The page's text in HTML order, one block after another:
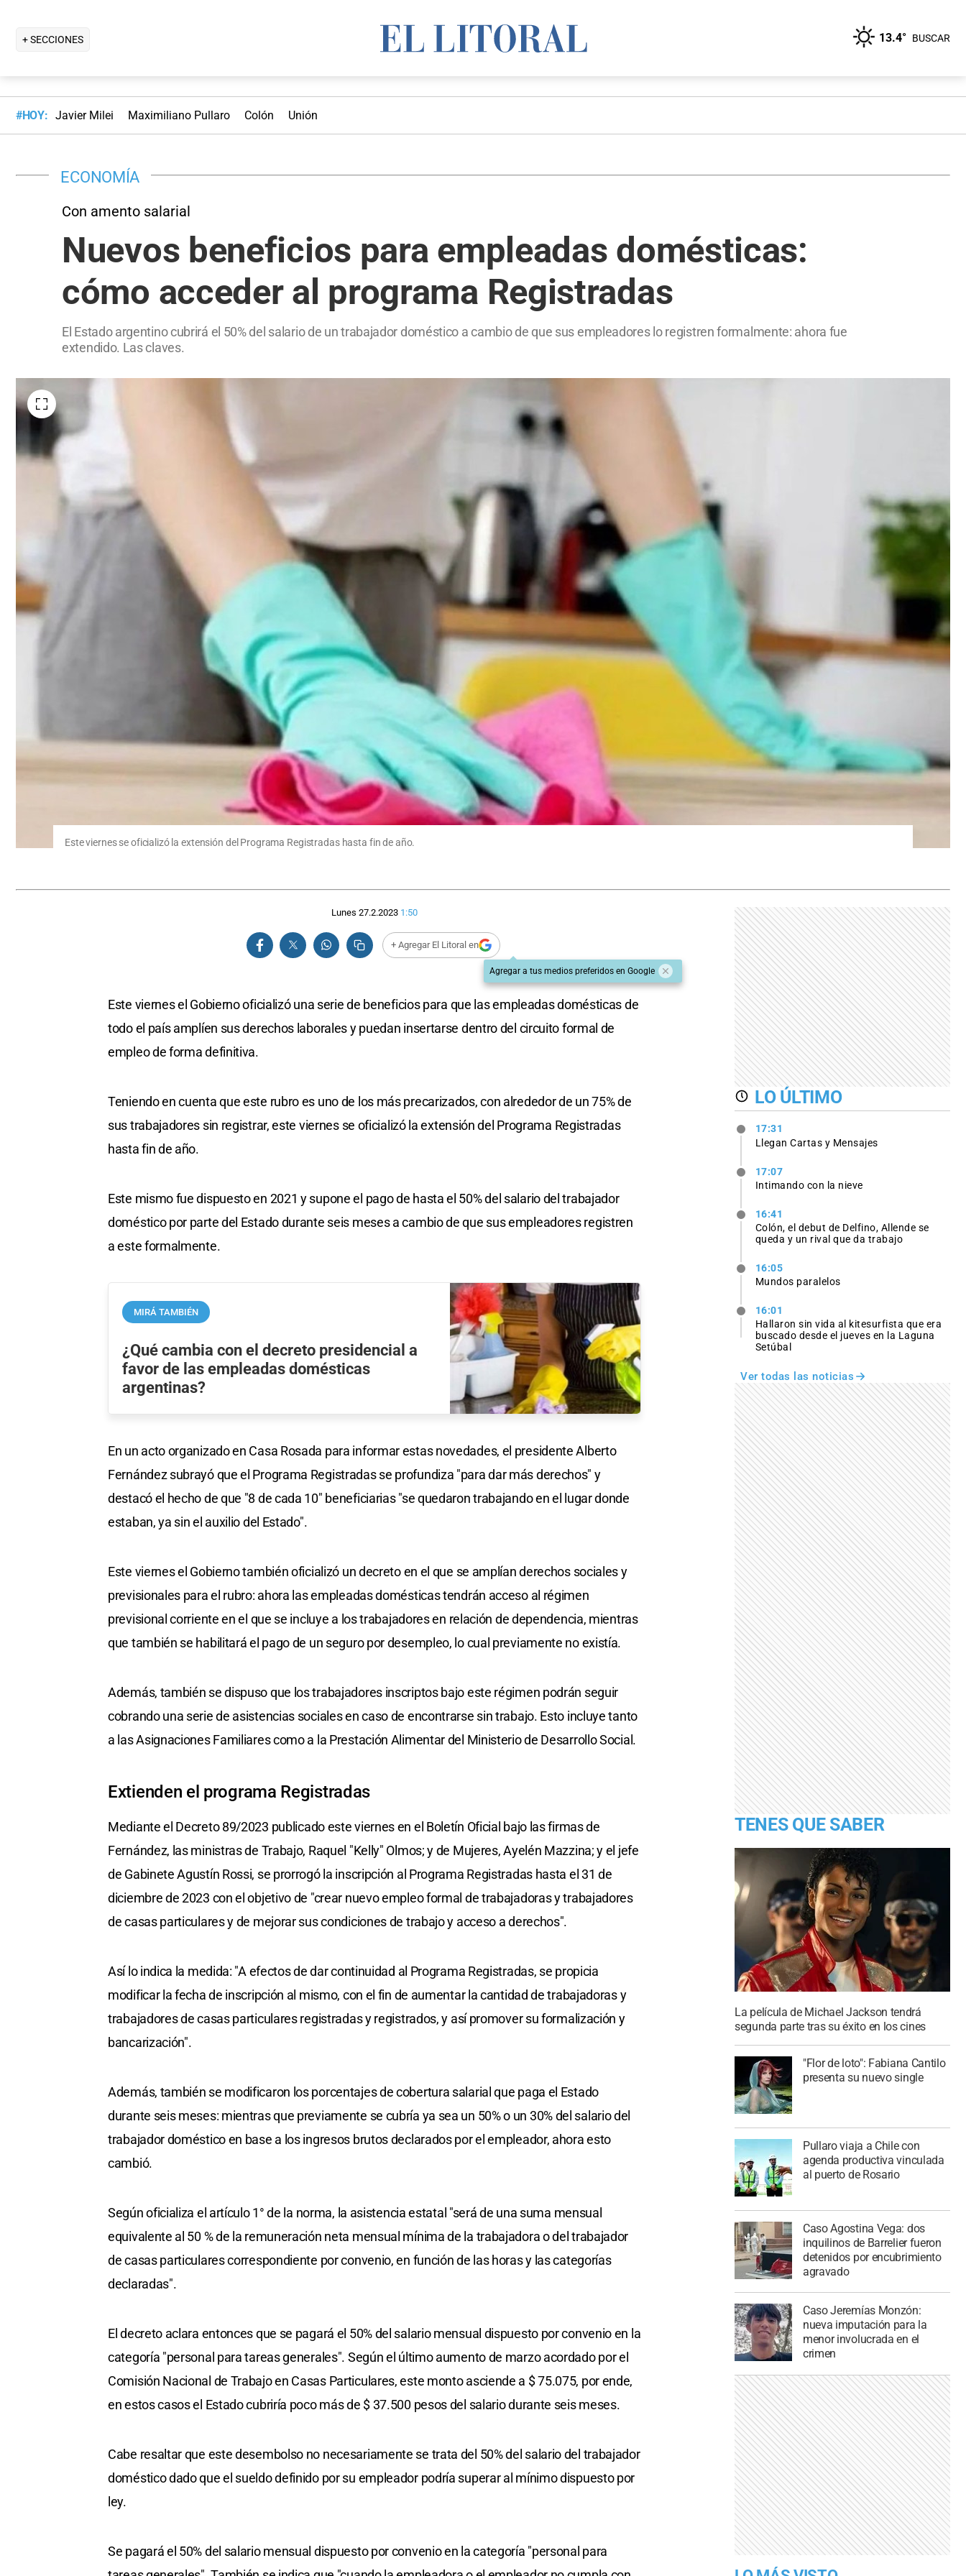
+ SECCIONES 13.4° BUSCAR
#HOY: Javier Milei Maximiliano Pullaro Colón Unión
ECONOMÍA
Con amento salarial
Nuevos beneficios para empleadas domésticas:
cómo acceder al programa Registradas
El Estado argentino cubrirá el 50% del salario de un trabajador doméstico a cambio de que sus empleadores lo registren formalmente: ahora fue
extendido. Las claves.
Este viernes se oficializó la extensión del Programa Registradas hasta fin de año.
Lunes 27.2.2023 1:50
+ Agregar El Litoral en
Agregar a tus medios preferidos en Google
Este viernes el Gobierno oficializó una serie de beneficios para que las empleadas domésticas de
todo el país amplíen sus derechos laborales y puedan insertarse dentro del circuito formal de
empleo de forma definitiva.
Teniendo en cuenta que este rubro es uno de los más precarizados, con alrededor de un 75% de
sus trabajadores sin registrar, este viernes se oficializó la extensión del Programa Registradas
hasta fin de año.
Este mismo fue dispuesto en 2021 y supone el pago de hasta el 50% del salario del trabajador
doméstico por parte del Estado durante seis meses a cambio de que sus empleadores registren
a este formalmente.
MIRÁ TAMBIÉN
¿Qué cambia con el decreto presidencial a
favor de las empleadas domésticas
argentinas?
En un acto organizado en Casa Rosada para informar estas novedades, el presidente Alberto
Fernández subrayó que el Programa Registradas se profundiza "para dar más derechos" y
destacó el hecho de que "8 de cada 10" beneficiarias "se quedaron trabajando en el lugar donde
estaban, ya sin el auxilio del Estado".
Este viernes el Gobierno también oficializó un decreto en el que se amplían derechos sociales y
previsionales para el rubro: ahora las empleadas domésticas tendrán acceso al régimen
previsional corriente en el que se incluye a los trabajadores en relación de dependencia, mientras
que también se habilitará el pago de un seguro por desempleo, lo cual previamente no existía.
Además, también se dispuso que los trabajadores inscriptos bajo este régimen podrán seguir
cobrando una serie de asistencias sociales en caso de encontrarse sin trabajo. Esto incluye tanto
a las Asignaciones Familiares como a la Prestación Alimentar del Ministerio de Desarrollo Social.
Extienden el programa Registradas
Mediante el Decreto 89/2023 publicado este viernes en el Boletín Oficial bajo las firmas de
Fernández, las ministras de Trabajo, Raquel "Kelly" Olmos; y de Mujeres, Ayelén Mazzina; y el jefe
de Gabinete Agustín Rossi, se prorrogó la inscripción al Programa Registradas hasta el 31 de
diciembre de 2023 con el objetivo de "crear nuevo empleo formal de trabajadoras y trabajadores
de casas particulares y de mejorar sus condiciones de trabajo y acceso a derechos".
Así lo indica la medida: "A efectos de dar continuidad al Programa Registradas, se propicia
modificar la fecha de inscripción al mismo, con el fin de aumentar la cantidad de trabajadoras y
trabajadores de casas particulares registradas y registrados, y así promover su formalización y
bancarización".
Además, también se modificaron los porcentajes de cobertura salarial que paga el Estado
durante seis meses: mientras que previamente se cubría ya sea un 50% o un 30% del salario del
trabajador doméstico en base a los ingresos brutos declarados por el empleador, ahora esto
cambió.
Según oficializa el artículo 1° de la norma, la asistencia estatal "será de una suma mensual
equivalente al 50 % de la remuneración neta mensual mínima de la trabajadora o del trabajador
de casas particulares correspondiente por convenio, en función de las horas y las categorías
declaradas".
El decreto aclara entonces que se pagará el 50% del salario mensual dispuesto por convenio en la
categoría "personal para tareas generales". Según el último aumento de marzo acordado por el
Comisión Nacional de Trabajo en Casas Particulares, este monto asciende a $ 75.075, por ende,
en estos casos el Estado cubriría poco más de $ 37.500 pesos del salario durante seis meses.
Cabe resaltar que este desembolso no necesariamente se trata del 50% del salario del trabajador
doméstico dado que el sueldo definido por su empleador podría superar al mínimo dispuesto por
ley.
Se pagará el 50% del salario mensual dispuesto por convenio en la categoría "personal para
LO ÚLTIMO
17:31
Llegan Cartas y Mensajes
17:07
Intimando con la nieve
16:41
Colón, el debut de Delfino, Allende se
queda y un rival que da trabajo
16:05
Mundos paralelos
16:01
Hallaron sin vida al kitesurfista que era
buscado desde el jueves en la Laguna
Setúbal
Ver todas las noticias
TENES QUE SABER
La película de Michael Jackson tendrá
segunda parte tras su éxito en los cines
"Flor de loto": Fabiana Cantilo
presenta su nuevo single
Pullaro viaja a Chile con
agenda productiva vinculada
al puerto de Rosario
Caso Agostina Vega: dos
inquilinos de Barrelier fueron
detenidos por encubrimiento
agravado
Caso Jeremías Monzón:
nueva imputación para la
menor involucrada en el
crimen